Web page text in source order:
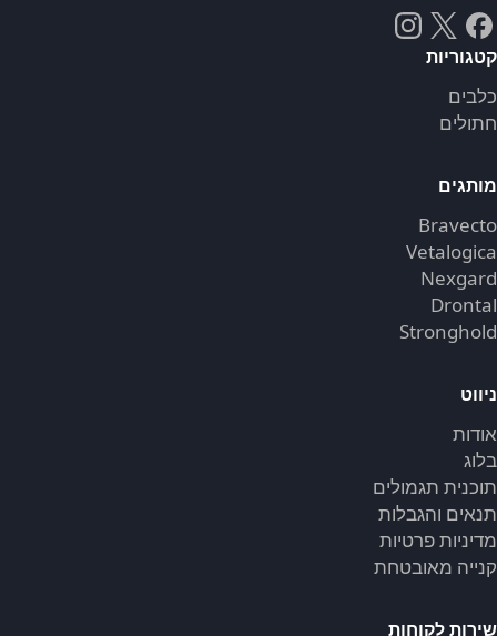
קטגוריות
כלבים
חתולים
מותגים
Bravecto
Vetalogica
Nexgard
Drontal
Stronghold
ניווט
אודות
בלוג
תוכנית תגמולים
תנאים והגבלות
מדיניות פרטיות
קנייה מאובטחת
שירות לקוחות